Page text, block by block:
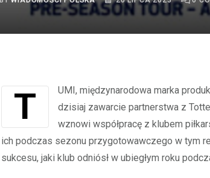
TUMI, międzynarodowa marka produktów podróżnych i lifestyle’owych, ogłosiła
dzisiaj zawarcie partnerstwa z
wznowi współpracę z klubem
ich podczas sezonu przygotowawczego w tym
sukcesu, jaki klub odniósł w ubiegłym roku